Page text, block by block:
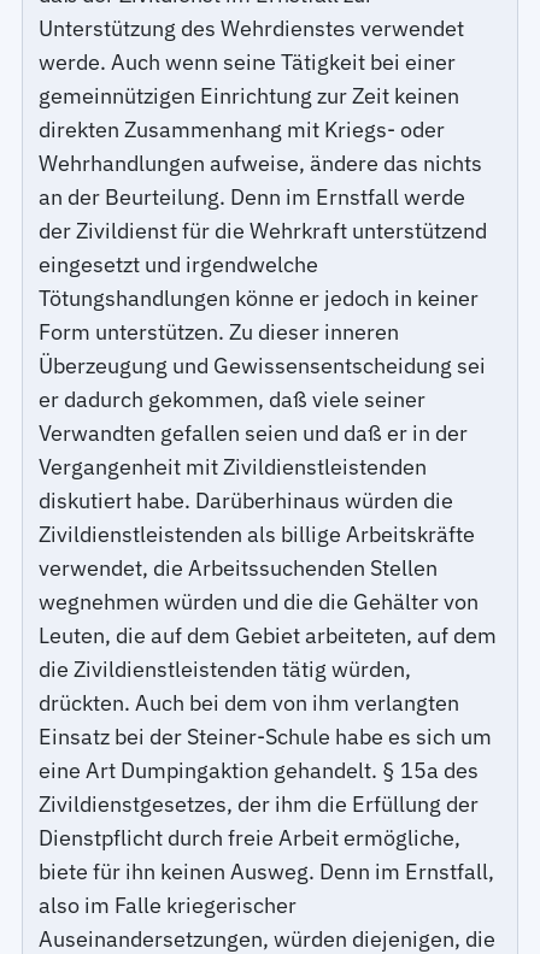
Unterstützung des Wehrdienstes verwendet
werde. Auch wenn seine Tätigkeit bei einer
gemeinnützigen Einrichtung zur Zeit keinen
direkten Zusammenhang mit Kriegs- oder
Wehrhandlungen aufweise, ändere das nichts
an der Beurteilung. Denn im Ernstfall werde
der Zivildienst für die Wehrkraft unterstützend
eingesetzt und irgendwelche
Tötungshandlungen könne er jedoch in keiner
Form unterstützen. Zu dieser inneren
Überzeugung und Gewissensentscheidung sei
er dadurch gekommen, daß viele seiner
Verwandten gefallen seien und daß er in der
Vergangenheit mit Zivildienstleistenden
diskutiert habe. Darüberhinaus würden die
Zivildienstleistenden als billige Arbeitskräfte
verwendet, die Arbeitssuchenden Stellen
wegnehmen würden und die die Gehälter von
Leuten, die auf dem Gebiet arbeiteten, auf dem
die Zivildienstleistenden tätig würden,
drückten. Auch bei dem von ihm verlangten
Einsatz bei der Steiner-Schule habe es sich um
eine Art Dumpingaktion gehandelt. § 15a des
Zivildienstgesetzes, der ihm die Erfüllung der
Dienstpflicht durch freie Arbeit ermögliche,
biete für ihn keinen Ausweg. Denn im Ernstfall,
also im Falle kriegerischer
Auseinandersetzungen, würden diejenigen, die